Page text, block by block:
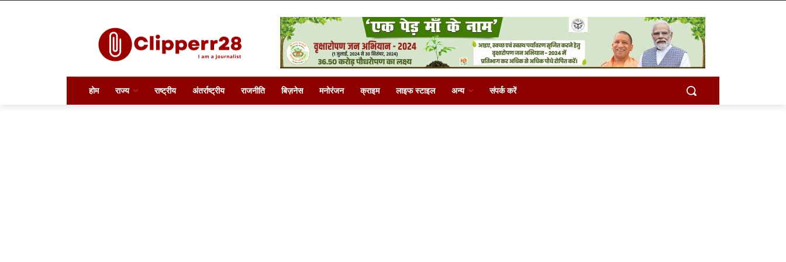
होम राज्य राष्ट्रीय अंतर्राष्ट्रीय राजनीति बिज़नेस मनोरंजन क्राइम लाइफ स्टाइल अन्य संपर्क करें